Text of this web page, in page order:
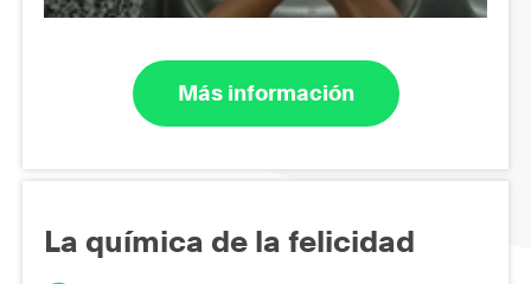
Más información
La química de la felicidad